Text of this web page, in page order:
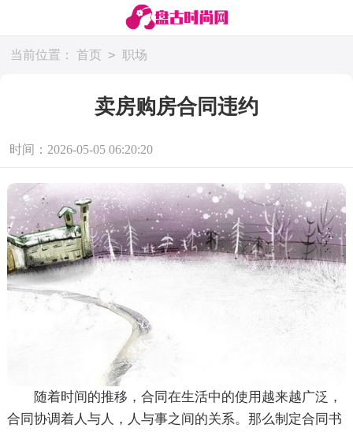
当前位置： 首页 > 职场
卖房购房合同违约
时间：2026-05-05 06:20:20
随着时间的推移，合同在生活中的使用越来越广泛，
合同协调着人与人，人与事之间的关系。那么制定合同书